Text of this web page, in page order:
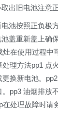
出旧电池注意
池按照正负极
盖重新盖上确
灶在使用过程中
理方法pp1 点
换新电池。
pp3 油烟排放
在处理故障时请